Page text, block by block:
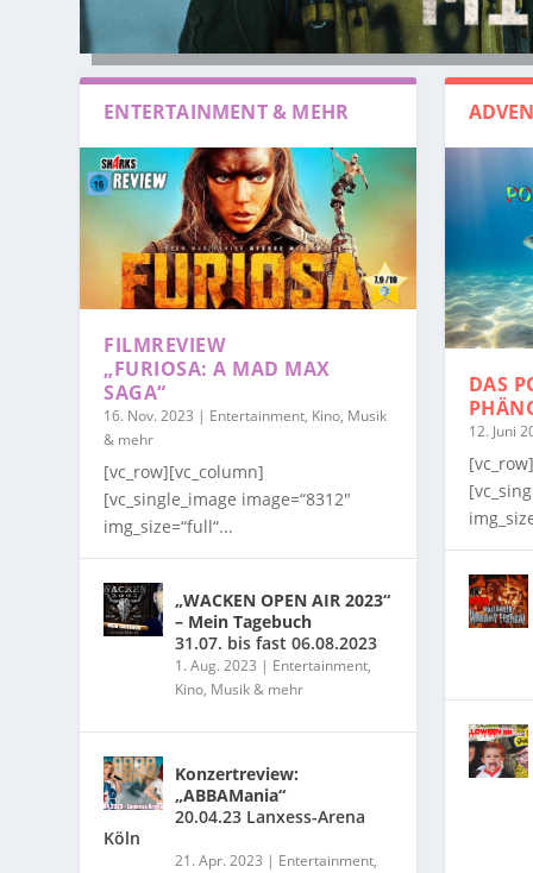
ENTERTAINMENT & MEHR
FILMREVIEW
„FURIOSA: A MAD MAX
SAGA“
16. Nov. 2023 | Entertainment, Kino, Musik
& mehr
[vc_row][vc_column]
[vc_single_image image=“8312″
img_size=“full“...
„WACKEN OPEN AIR 2023“
– Mein Tagebuch
31.07. bis fast 06.08.2023
1. Aug. 2023 | Entertainment,
Kino, Musik & mehr
Konzertreview:
„ABBAMania“
20.04.23 Lanxess-Arena
Köln
21. Apr. 2023 | Entertainment,
DAS
12. Juni